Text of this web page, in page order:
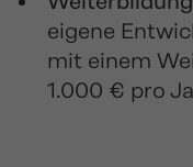
eigene
mit einem
1.000 € pro